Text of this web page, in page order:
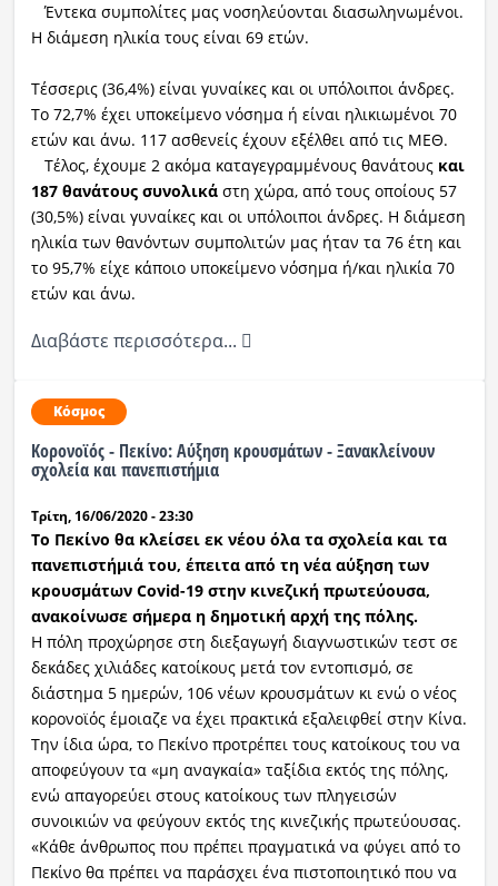
Κόσμος
Ραδιόφωνο
Εκπομπές
Πολιτισμός
Έντεκα συμπολίτες μας νοσηλεύονται διασωληνωμένοι.
Η διάμεση ηλικία τους είναι 69 ετών.
Τέσσερις (36,4%) είναι γυναίκες και οι υπόλοιποι άνδρες.
Το 72,7% έχει υποκείμενο νόσημα ή είναι ηλικιωμένοι 70
ετών και άνω. 117 ασθενείς έχουν εξέλθει από τις ΜΕΘ.
Τέλος, έχουμε 2 ακόμα καταγεγραμμένους θανάτους και
187 θανάτους συνολικάστη χώρα, από τους οποίους 57
(30,5%) είναι γυναίκες και οι υπόλοιποι άνδρες. Η διάμεση
ηλικία των θανόντων συμπολιτών μας ήταν τα 76 έτη και
το 95,7% είχε κάποιο υποκείμενο νόσημα ή/και ηλικία 70
ετών και άνω.
Διαβάστε περισσότερα...
Κόσμος
Κορονοϊός - Πεκίνο: Αύξηση κρουσμάτων - Ξανακλείνουν
σχολεία και πανεπιστήμια
Τρίτη, 16/06/2020 - 23:30
Το Πεκίνο θα κλείσει εκ νέου όλα τα σχολεία και τα
πανεπιστήμιά του, έπειτα από τη νέα αύξηση των
κρουσμάτων Covid-19 στην κινεζική πρωτεύουσα,
ανακοίνωσε σήμερα η δημοτική αρχή της πόλης.
Η πόλη προχώρησε στη διεξαγωγή διαγνωστικών τεστ σε
δεκάδες χιλιάδες κατοίκους μετά τον εντοπισμό, σε
διάστημα 5 ημερών, 106 νέων κρουσμάτων κι ενώ ο νέος
κορονοϊός έμοιαζε να έχει πρακτικά εξαλειφθεί στην Κίνα.
Την ίδια ώρα, το Πεκίνο προτρέπει τους κατοίκους του να
αποφεύγουν τα «μη αναγκαία» ταξίδια εκτός της πόλης,
ενώ απαγορεύει στους κατοίκους των πληγεισών
συνοικιών να φεύγουν εκτός της κινεζικής πρωτεύουσας.
«Κάθε άνθρωπος που πρέπει πραγματικά να φύγει από το
Πεκίνο θα πρέπει να παράσχει ένα πιστοποιητικό που να